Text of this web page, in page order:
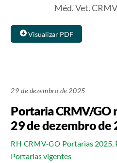
Méd. Vet.
Visualizar PDF
29 de dezembro de 2025
Portaria CRMV/GO
29 de dezembro de
RH CRMV-GO Portarias 2025,
Portarias vigentes